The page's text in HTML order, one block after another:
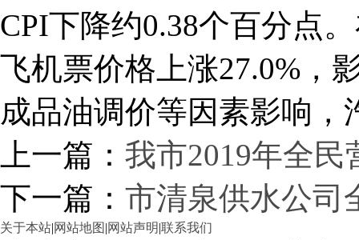
CPI下降约0.38个百分点
飞机票价格上涨27.0%，
成品油调价等因素影响，
上一篇： 我市2019年全
下一篇： 市清泉供水公司
关于本站|网站地图 |网站声明|联系我们